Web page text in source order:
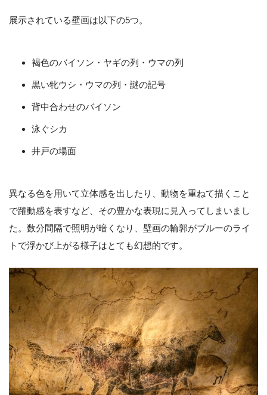
展示されている壁画は以下の5つ。
褐色のバイソン・ヤギの列・ウマの列
黒い牝ウシ・ウマの列・謎の記号
背中合わせのバイソン
泳ぐシカ
井戸の場面
異なる色を用いて立体感を出したり、動物を重ねて描くこと
で躍動感を表すなど、その豊かな表現に見入ってしまいまし
た。数分間隔で照明が暗くなり、壁画の輪郭がブルーのライ
トで浮かび上がる様子はとても幻想的です。